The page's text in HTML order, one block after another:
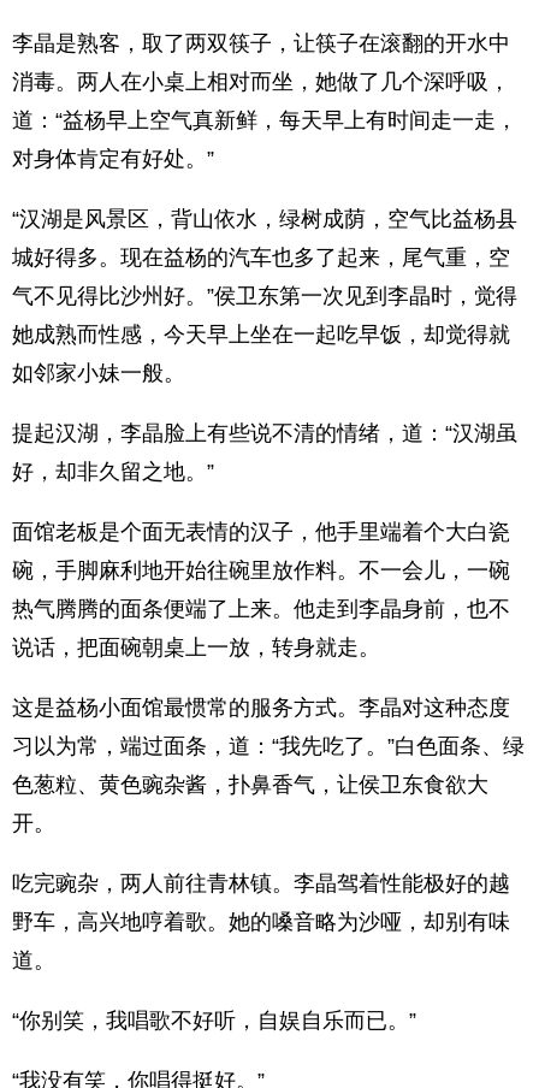
李晶是熟客，取了两双筷子，让筷子在滚翻的开水中
消毒。两人在小桌上相对而坐，她做了几个深呼吸，
道：“益杨早上空气真新鲜，每天早上有时间走一走，
对身体肯定有好处。”
“汉湖是风景区，背山依水，绿树成荫，空气比益杨县
城好得多。现在益杨的汽车也多了起来，尾气重，空
气不见得比沙州好。”侯卫东第一次见到李晶时，觉得
她成熟而性感，今天早上坐在一起吃早饭，却觉得就
如邻家小妹一般。
提起汉湖，李晶脸上有些说不清的情绪，道：“汉湖虽
好，却非久留之地。”
面馆老板是个面无表情的汉子，他手里端着个大白瓷
碗，手脚麻利地开始往碗里放作料。不一会儿，一碗
热气腾腾的面条便端了上来。他走到李晶身前，也不
说话，把面碗朝桌上一放，转身就走。
这是益杨小面馆最惯常的服务方式。李晶对这种态度
习以为常，端过面条，道：“我先吃了。”白色面条、绿
色葱粒、黄色豌杂酱，扑鼻香气，让侯卫东食欲大
开。
吃完豌杂，两人前往青林镇。李晶驾着性能极好的越
野车，高兴地哼着歌。她的嗓音略为沙哑，却别有味
道。
“你别笑，我唱歌不好听，自娱自乐而已。”
“我没有笑，你唱得挺好。”